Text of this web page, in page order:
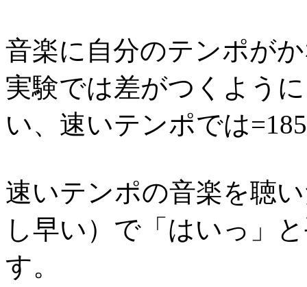
音楽に自分のテンポが
実験では差がつくよう
い、速いテンポでは
速いテンポの音楽を聴
し早い）で「はいっ」
す。